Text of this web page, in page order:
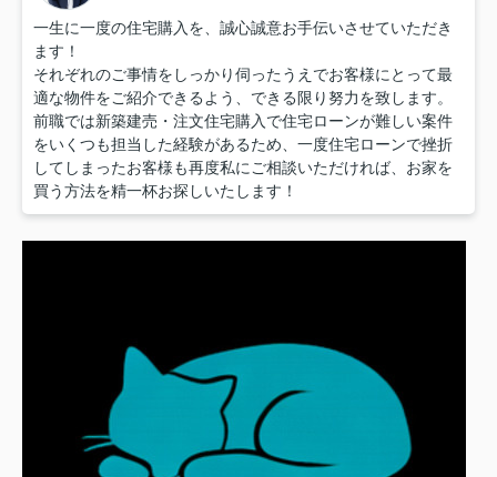
一生に一度の住宅購入を、誠心誠意お手伝いさせていただき
ます！
それぞれのご事情をしっかり伺ったうえでお客様にとって最
適な物件をご紹介できるよう、できる限り努力を致します。
前職では新築建売・注文住宅購入で住宅ローンが難しい案件
をいくつも担当した経験があるため、一度住宅ローンで挫折
してしまったお客様も再度私にご相談いただければ、お家を
買う方法を精一杯お探しいたします！